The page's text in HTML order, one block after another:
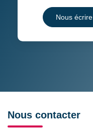
Nous écrire
Nous contacter